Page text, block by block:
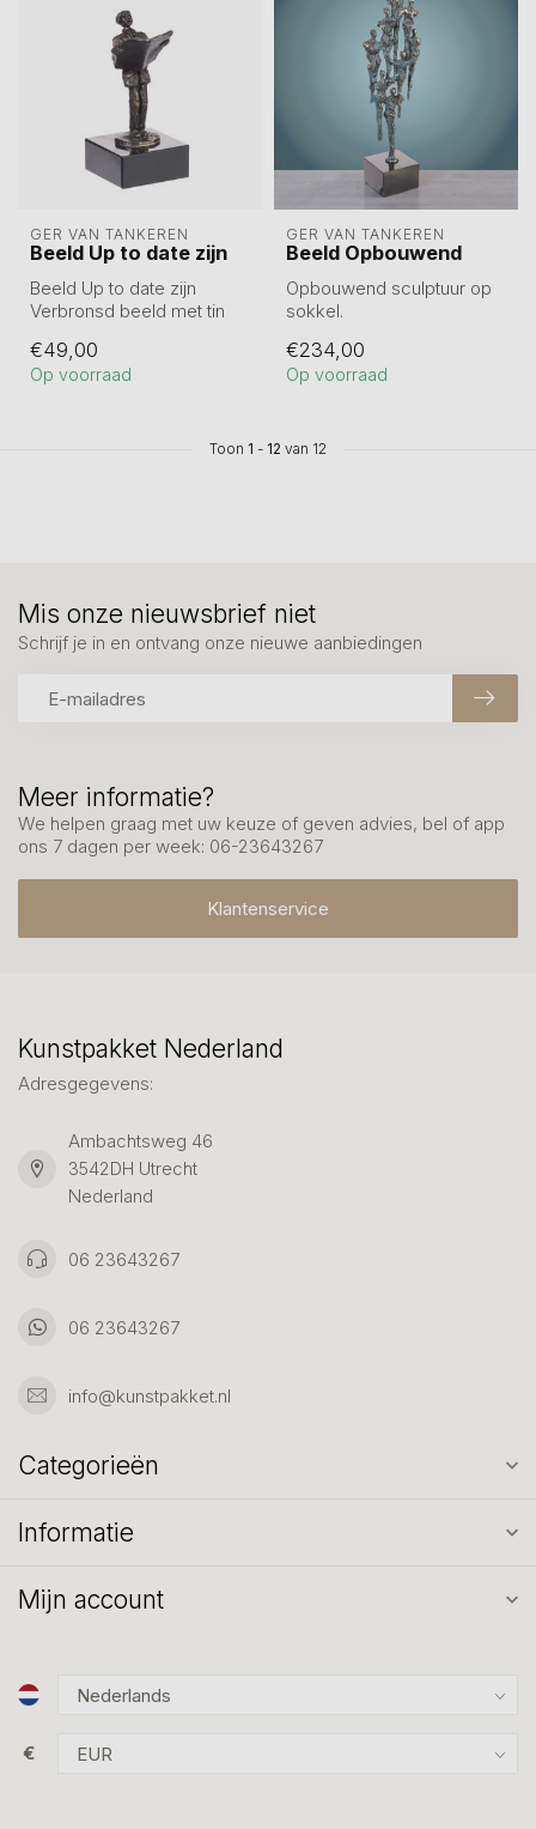
GER VAN TANKEREN
Beeld Up to date zijn
Beeld Up to date zijn
Verbronsd beeld met tin
Hoogte 9 cm
€49,00
Op voorraad
GER VAN TANKEREN
Beeld Opbouwend
Opbouwend sculptuur op
sokkel.
een sokkel van Kunstpak...
€234,00
Op voorraad
Toon 1 - 12 van 12
Meer informatie?
We helpen graag met uw keuze of geven advies, bel of app
ons 7 dagen per week: 06-23643267
Klantenservice
Mis onze nieuwsbrief niet
Schrijf je in en ontvang onze nieuwe aanbiedingen
Kunstpakket Nederland
Adresgegevens:
Ambachtsweg 46
3542DH Utrecht
Nederland
06 23643267
06 23643267
info@kunstpakket.nl
Categorieën
Informatie
Mijn account
€